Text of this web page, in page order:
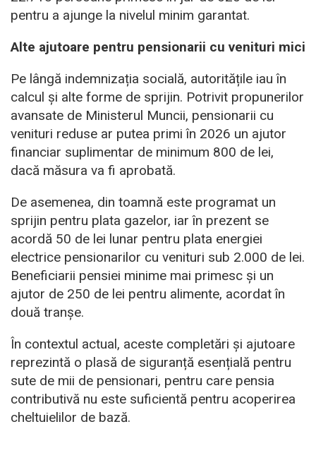
pentru a ajunge la nivelul minim garantat.
Alte ajutoare pentru pensionarii cu venituri mici
Pe lângă indemnizația socială, autoritățile iau în
calcul și alte forme de sprijin. Potrivit propunerilor
avansate de Ministerul Muncii, pensionarii cu
venituri reduse ar putea primi în 2026 un ajutor
financiar suplimentar de minimum 800 de lei,
dacă măsura va fi aprobată.
De asemenea, din toamnă este programat un
sprijin pentru plata gazelor, iar în prezent se
acordă 50 de lei lunar pentru plata energiei
electrice pensionarilor cu venituri sub 2.000 de lei.
Beneficiarii pensiei minime mai primesc și un
ajutor de 250 de lei pentru alimente, acordat în
două tranșe.
În contextul actual, aceste completări și ajutoare
reprezintă o plasă de siguranță esențială pentru
sute de mii de pensionari, pentru care pensia
contributivă nu este suficientă pentru acoperirea
cheltuielilor de bază.